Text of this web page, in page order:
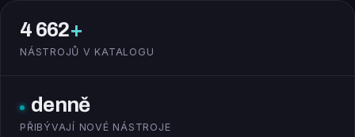
4 662+
NÁSTROJŮ V KATALOGU
denně
PŘIBÝVAJÍ NOVÉ NÁSTROJE